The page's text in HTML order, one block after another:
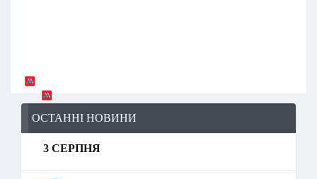
ОСТАННІ НОВИНИ
3 СЕРПНЯ